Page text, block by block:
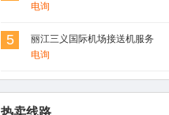
电询
5
丽江三义国际机场接送机服务
电询
热卖线路